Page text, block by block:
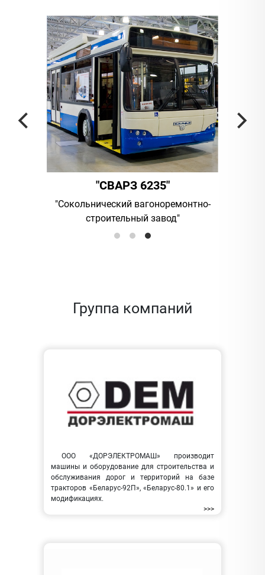
"СВАРЗ 6235"
"Сокольнический вагоноремонтно-
строительный завод"
Группа компаний
ООО «ДОРЭЛЕКТРОМАШ» производит
машины и оборудование для строительства и
обслуживания дорог и территорий на базе
тракторов «Беларус-92П», «Беларус-80.1» и его
модификациях.
>>>